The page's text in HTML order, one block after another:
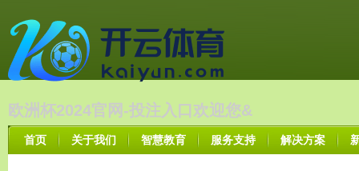
欧洲杯2024官网-投注入口欢迎您&
首页 关于我们 智慧教育 服务支持 解决方案